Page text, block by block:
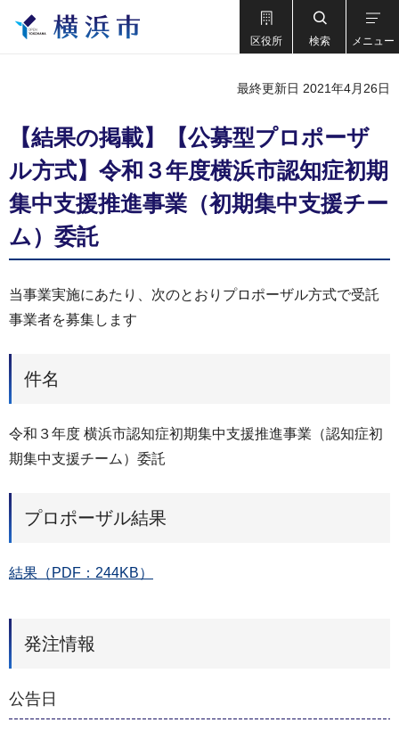
区役所 検索 メニュー
最終更新日 2021年4月26日
【結果の掲載】【公募型プロポーザ
ル⽅式】令和３年度横浜市認知症初期
集中⽀援推進事業（初期集中支援チー
ム）委託
当事業実施にあたり、次のとおりプロポーザル⽅式で受託
事業者を募集します
件名
令和３年度 横浜市認知症初期集中⽀援推進事業（認知症初
期集中⽀援チーム）委託
プロポーザル結果
結果（PDF：244KB）
発注情報
公告日